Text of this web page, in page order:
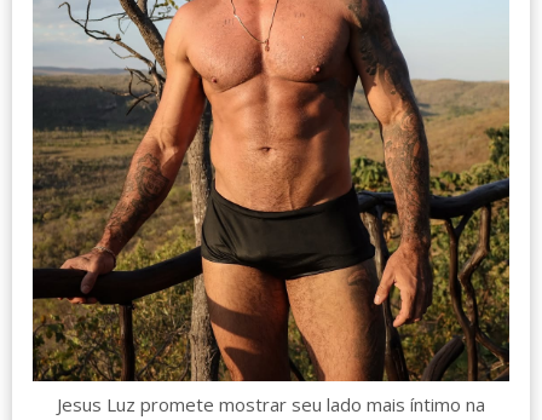
Jesus Luz promete mostrar seu lado mais íntimo na